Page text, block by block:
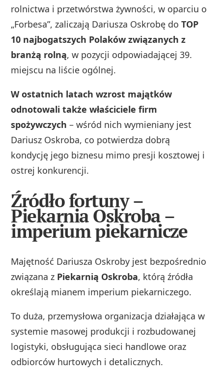
rolnictwa i przetwórstwa żywności, w oparciu o
„Forbesa”, zaliczają Dariusza Oskrobę doTOP
10 najbogatszych Polaków związanych z
branżą rolną, w pozycji odpowiadającej 39.
miejscu na liście ogólnej.
W ostatnich latach wzrost majątków
odnotowali także właściciele firm
spożywczych – wśród nich wymieniany jest
Dariusz Oskroba, co potwierdza dobrą
kondycję jego biznesu mimo presji kosztowej i
ostrej konkurencji.
Źródło fortuny –
Piekarnia Oskroba –
imperium piekarnicze
Majętność Dariusza Oskroby jest bezpośrednio
związana z Piekarnią Oskroba, którą źródła
określają mianem imperium piekarniczego.
To duża, przemysłowa organizacja działająca w
systemie masowej produkcji i rozbudowanej
logistyki, obsługująca sieci handlowe oraz
odbiorców hurtowych i detalicznych.